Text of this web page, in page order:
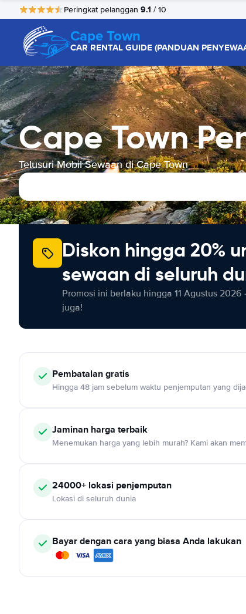
Peringkat pelanggan 9.1 / 10
Cape Town
CAR RENTAL GUIDE (PANDUAN
Cape Town
Telusuri Mobil Sewaan di Cape Town
Diskon hingga 20%
sewaan di seluruh
Promosi ini berlaku hingga 11 Agustus
juga!
Pembatalan gratis
Hingga 48 jam sebelum waktu penjemputan yang
Jaminan harga terbaik
Menemukan harga yang lebih murah? Kami akan
24000+ lokasi penjemputan
Lokasi di seluruh dunia
Bayar dengan cara yang biasa Anda lakukan